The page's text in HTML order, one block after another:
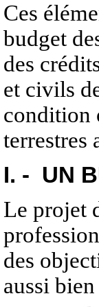
Ces
budget
des
et civils
condition
terrestres
I. - UN
Le projet
des
aussi